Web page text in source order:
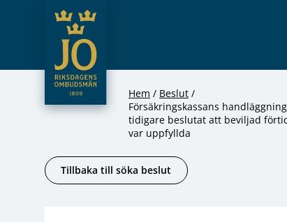
Hoppa till innehåll
JO – Riksdagens Ombudsmän
Hem
Beslut
Försäkringskassans
tidigare beslutat att beviljad
var uppfyllda
Tillbaka till söka beslut